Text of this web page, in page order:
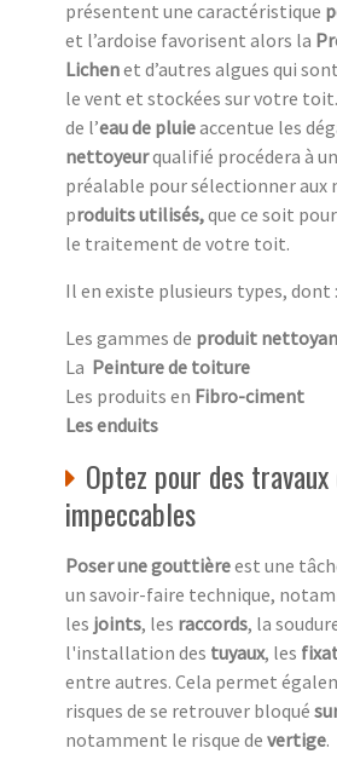
présentent une caractéristique
et l’ardoise favorisent alors la
Lichenet d’autres algues qui
le vent et stockées sur votre
de l’eau de pluieaccentue les
nettoyeurqualifié procédera à
préalable pour sélectionner aux
produits utilisés,que ce soit
le traitement de votre toit.
Il en existe plusieurs types, dont :
Les gammes de produit
La Peinture de toiture
Les produits en Fibro-ciment
Les enduits
Optez pour des
impeccables
Poser une gouttièreest une
un savoir-faire technique,
les joints, les raccords, la
l'installation des tuyaux, les
entre autres. Cela permet
risques de se retrouver bloqué
notamment le risque de vertige.